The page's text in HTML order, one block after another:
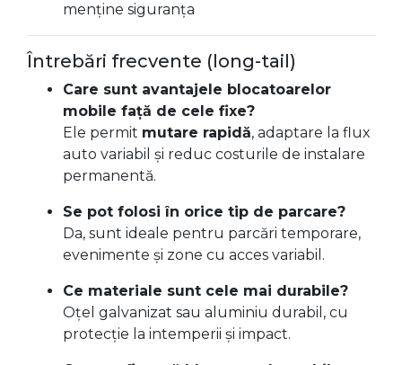
menține siguranța
Întrebări frecvente (long-tail)
Care sunt avantajele blocatoarelor
mobile față de cele fixe?
Ele permit mutare rapidă, adaptare la flux
auto variabil și reduc costurile de instalare
permanentă.
Se pot folosi în orice tip de parcare?
Da, sunt ideale pentru parcări temporare,
evenimente și zone cu acces variabil.
Ce materiale sunt cele mai durabile?
Oțel galvanizat sau aluminiu durabil, cu
protecție la intemperii și impact.